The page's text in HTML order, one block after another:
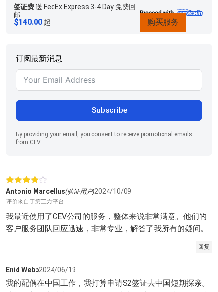
签证费送 FedEx Express 3-4 Day 免费回
邮
$140.00 起 购买服务
订阅最新消息
Subscribe
By providing your email, you consent to receive promotional emails
from CEV.
评分4
&sol; 5
Antonio Marcellus(验证用户)2024/10/09
评价来自于第三方平台
我最近使用了CEV公司的服务，整体来说非常满意。他们的
客户服务团队回应迅速，非常专业，解答了我所有的疑问。
回复
Enid Webb2024/06/19
我的配偶在中国工作，我打算申请S2签证去中国短期探亲。